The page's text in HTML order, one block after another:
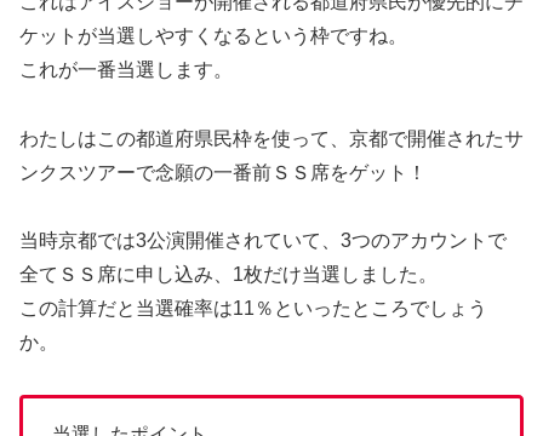
ケットが当選しやすくなるという枠ですね。
これが一番当選します。
わたしはこの都道府県民枠を使って、京都で開催されたサ
ンクスツアーで念願の一番前ＳＳ席をゲット！
当時京都では3公演開催されていて、3つのアカウントで
全てＳＳ席に申し込み、1枚だけ当選しました。
この計算だと当選確率は11％といったところでしょう
か。